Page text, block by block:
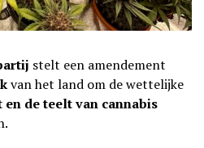
stelt een amendement
van het land om de wettelijke
en de teelt van cannabis